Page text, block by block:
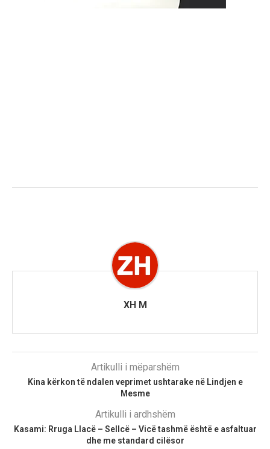
XH M
Artikulli i mëparshëm
Kina kërkon të ndalen veprimet ushtarake në Lindjen e
Mesme
Artikulli i ardhshëm
Kasami: Rruga Llacë – Sellcë – Vicë tashmë është e asfaltuar
dhe me standard cilësor